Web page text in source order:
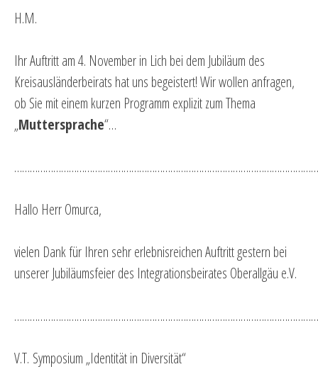
H.M.
Ihr Auftritt am 4. November in Lich bei dem Jubiläum des
Kreisausländerbeirats hat uns begeistert! Wir wollen anfragen,
ob Sie mit einem kurzen Programm explizit zum Thema
„Muttersprache“…
Hallo Herr Omurca,
vielen Dank für Ihren sehr erlebnisreichen Auftritt gestern bei
unserer Jubiläumsfeier des Integrationsbeirates Oberallgäu e.V.
V.T. Symposium „Identität in Diversität“